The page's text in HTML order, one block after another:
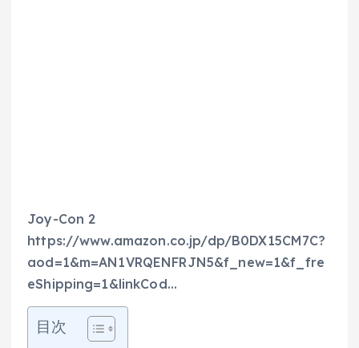
Joy-Con 2
https://www.amazon.co.jp/dp/B0DX15CM7C?
aod=1&m=AN1VRQENFRJN5&f_new=1&f_fre
eShipping=1&linkCod…
目次